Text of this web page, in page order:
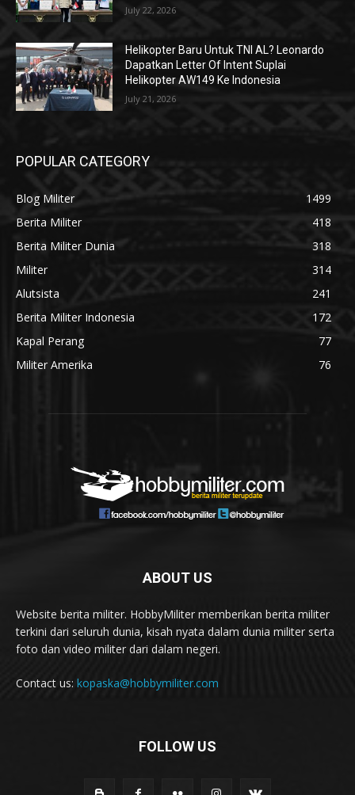
July 22, 2026
Helikopter Baru Untuk TNI AL? Leonardo
Dapatkan Letter Of Intent Suplai
Helikopter AW149 Ke Indonesia
July 21, 2026
POPULAR CATEGORY
Blog Militer
1499
Berita Militer
418
Berita Militer Dunia
318
Militer
314
Alutsista
241
Berita Militer Indonesia
172
Kapal Perang
77
Militer Amerika
76
ABOUT US
Website berita militer. HobbyMiliter memberikan berita militer
terkini dari seluruh dunia, kisah nyata dalam dunia militer serta
foto dan video militer dari dalam negeri.
Contact us: kopaska@hobbymiliter.com
FOLLOW US